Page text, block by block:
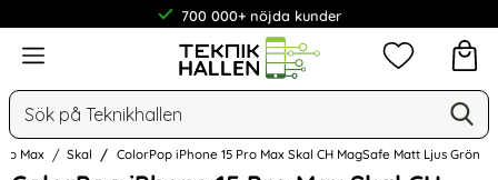
700 000+ nöjda kunder
Meny
Sök
Mina
Max Skal ColorPop iPhone 15 Pro Max Skal CH MagSafe Matt Ljus Grön